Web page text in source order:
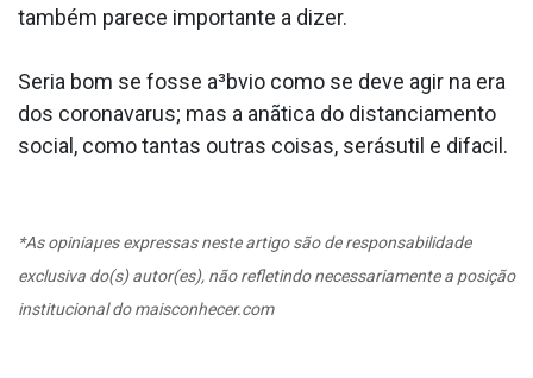
também parece importante a dizer.
Seria bom se fosse a³bvio como se deve agir na era
dos coronava­rus; mas a anãtica do distanciamento
social, como tantas outras coisas, serásutil e difa­cil.
*As opiniaµes expressas neste artigo são de responsabilidade
exclusiva do(s) autor(es), não refletindo necessariamente a posição
institucional do maisconhecer.com